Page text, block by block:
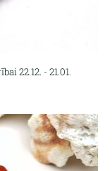
22.12. - 21.01.